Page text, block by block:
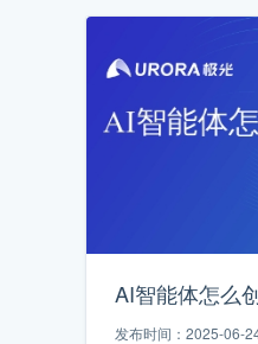
AI智能体怎么
发布时间：2025-06-